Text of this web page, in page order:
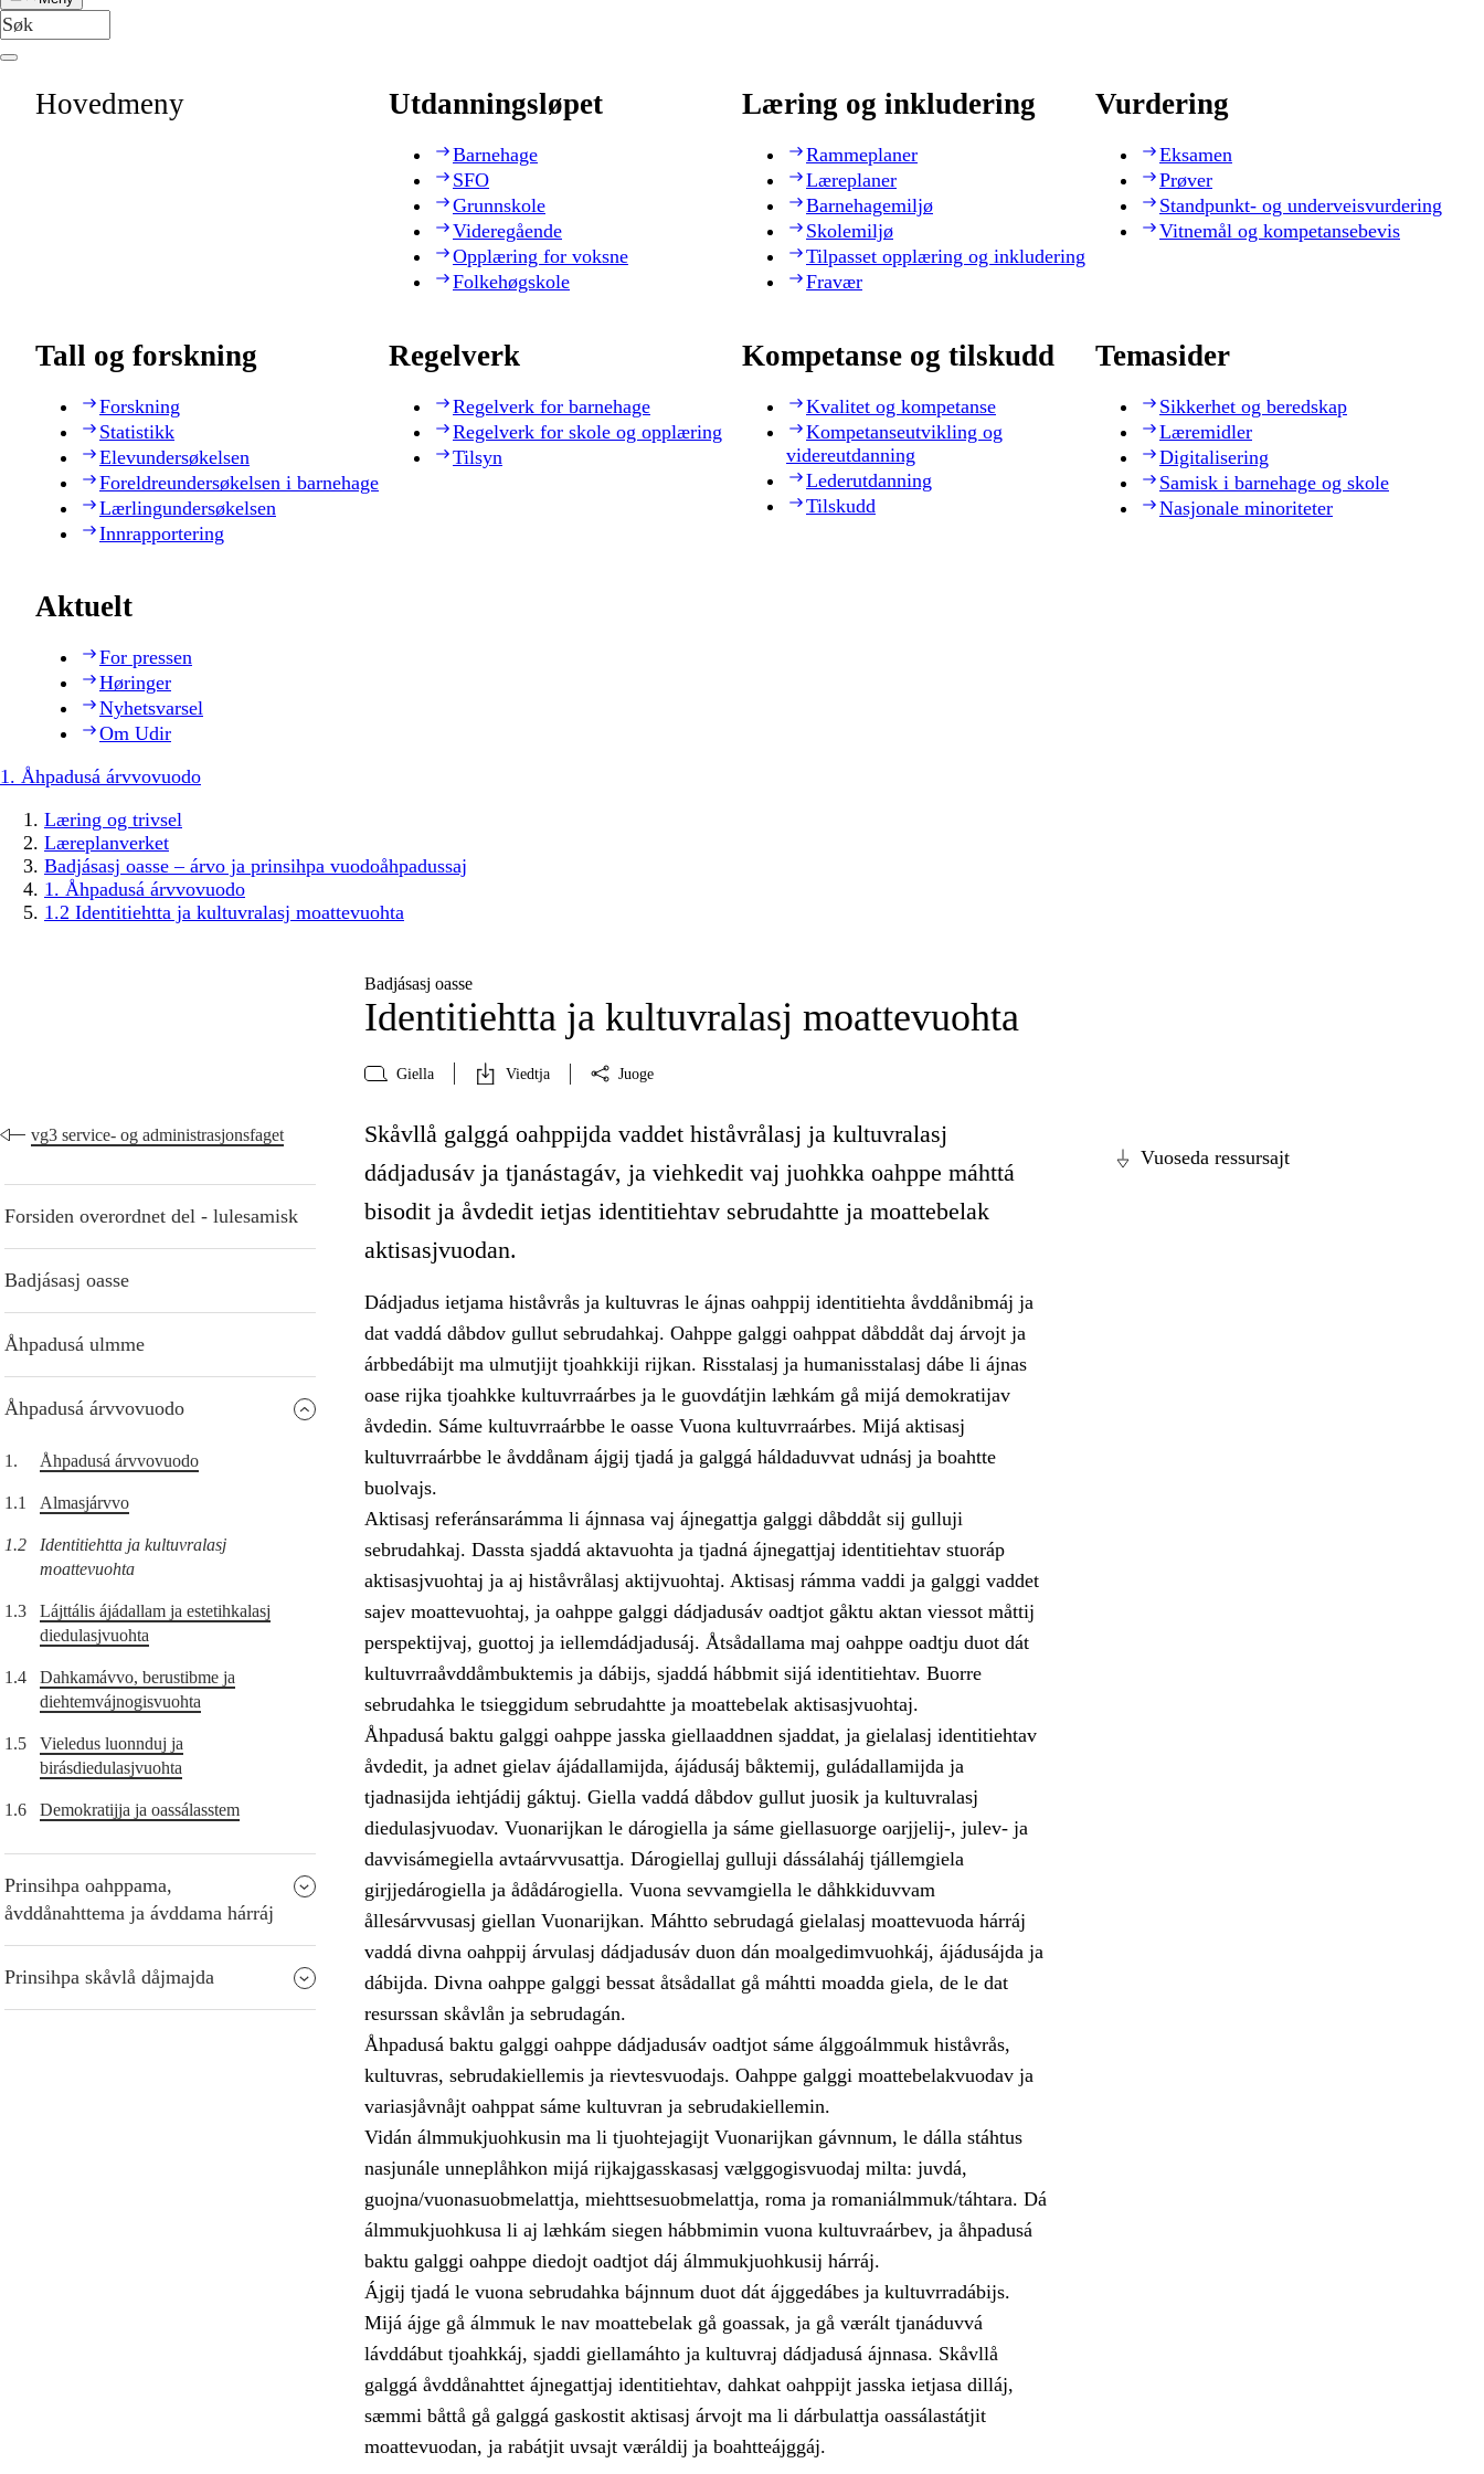
Hovedmeny Utdanningsløpet
Barnehage
SFO
Grunnskole
Videregående
Opplæring for voksne
Folkehøgskole
Læring og inkludering
Rammeplaner
Læreplaner
Barnehagemiljø
Skolemiljø
Tilpasset opplæring og inkludering
Fravær
Vurdering
Eksamen
Prøver
Standpunkt- og underveisvurdering
Vitnemål og kompetansebevis
Tall og forskning
Forskning
Statistikk
Elevundersøkelsen
Foreldreundersøkelsen i barnehage
Lærlingundersøkelsen
Innrapportering
Regelverk
Regelverk for barnehage
Regelverk for skole og opplæring
Tilsyn
Kompetanse og tilskudd
Kvalitet og kompetanse
Kompetanseutvikling og
videreutdanning
Lederutdanning
Tilskudd
Temasider
Sikkerhet og beredskap
Læremidler
Digitalisering
Samisk i barnehage og skole
Nasjonale minoriteter
Aktuelt
For pressen
Høringer
Nyhetsvarsel
Om Udir
1. Åhpadusá árvvovuodo
Læring og trivsel
Læreplanverket
Badjásasj oasse – árvo ja prinsihpa vuodoåhpadussaj
1. Åhpadusá árvvovuodo
1.2 Identitiehtta ja kultuvralasj moattevuohta
Badjásasj oasse
Identitiehtta ja kultuvralasj moattevuohta
Giella Viedtja Juoge
vg3 service- og administrasjonsfaget
Forsiden overordnet del - lulesamisk
Badjásasj oasse
Åhpadusá ulmme
Åhpadusá árvvovuodo
1. Åhpadusá árvvovuodo
1.1 Almasjárvvo
1.2
Identitiehtta ja kultuvralasj
moattevuohta
1.3
Lájttális ájádallam ja estetihkalasj
diedulasjvuohta
1.4
Dahkamávvo, berustibme ja
diehtemvájnogisvuohta
1.5
Vieledus luonnduj ja
birásdiedulasjvuohta
1.6 Demokratijja ja oassálasstem
Prinsihpa oahppama,
åvddånahttema ja ávddama hárráj
Prinsihpa skåvlå dåjmajda
Vuoseda ressursajt
Skåvllå galggá oahppijda vaddet histåvrålasj ja kultuvralasj
dádjadusáv ja tjanástagáv, ja viehkedit vaj juohkka oahppe máhttá
bisodit ja åvdedit ietjas identitiehtav sebrudahtte ja moattebelak
aktisasjvuodan.
Dádjadus ietjama histåvrås ja kultuvras le ájnas oahppij identitiehta åvddånibmáj ja
dat vaddá dåbdov gullut sebrudahkaj. Oahppe galggi oahppat dåbddåt daj árvojt ja
árbbedábijt ma ulmutjijt tjoahkkiji rijkan. Risstalasj ja humanisstalasj dábe li ájnas
oase rijka tjoahkke kultuvrraárbes ja le guovdátjin læhkám gå mijá demokratijav
åvdedin. Sáme kultuvrraárbbe le oasse Vuona kultuvrraárbes. Mijá aktisasj
kultuvrraárbbe le åvddånam ájgij tjadá ja galggá háldaduvvat udnásj ja boahtte
buolvajs.
Aktisasj referánsarámma li ájnnasa vaj ájnegattja galggi dåbddåt sij gulluji
sebrudahkaj. Dassta sjaddá aktavuohta ja tjadná ájnegattjaj identitiehtav stuoráp
aktisasjvuohtaj ja aj histåvrålasj aktijvuohtaj. Aktisasj rámma vaddi ja galggi vaddet
sajev moattevuohtaj, ja oahppe galggi dádjadusáv oadtjot gåktu aktan viessot måttij
perspektijvaj, guottoj ja iellemdádjadusáj. Åtsådallama maj oahppe oadtju duot dát
kultuvrraåvddåmbuktemis ja dábijs, sjaddá hábbmit sijá identitiehtav. Buorre
sebrudahka le tsieggidum sebrudahtte ja moattebelak aktisasjvuohtaj.
Åhpadusá baktu galggi oahppe jasska giellaaddnen sjaddat, ja gielalasj identitiehtav
åvdedit, ja adnet gielav ájádallamijda, ájádusáj båktemij, guládallamijda ja
tjadnasijda iehtjádij gáktuj. Giella vaddá dåbdov gullut juosik ja kultuvralasj
diedulasjvuodav. Vuonarijkan le dárogiella ja sáme giellasuorge oarjjelij-, julev- ja
davvisámegiella avtaárvvusattja. Dárogiellaj gulluji dássálaháj tjállemgiela
girjjedárogiella ja ådådárogiella. Vuona sevvamgiella le dåhkkiduvvam
ållesárvvusasj giellan Vuonarijkan. Máhtto sebrudagá gielalasj moattevuoda hárráj
vaddá divna oahppij árvulasj dádjadusáv duon dán moalgedimvuohkáj, ájádusájda ja
dábijda. Divna oahppe galggi bessat åtsådallat gå máhtti moadda giela, de le dat
resurssan skåvlån ja sebrudagán.
Åhpadusá baktu galggi oahppe dádjadusáv oadtjot sáme álggoálmmuk histåvrås,
kultuvras, sebrudakiellemis ja rievtesvuodajs. Oahppe galggi moattebelakvuodav ja
variasjåvnåjt oahppat sáme kultuvran ja sebrudakiellemin.
Vidán álmmukjuohkusin ma li tjuohtejagijt Vuonarijkan gávnnum, le dálla stáhtus
nasjunále unneplåhkon mijá rijkajgasskasasj vælggogisvuodaj milta: juvdá,
guojna/vuonasuobmelattja, miehttsesuobmelattja, roma ja romaniálmmuk/táhtara. Dá
álmmukjuohkusa li aj læhkám siegen hábbmimin vuona kultuvraárbev, ja åhpadusá
baktu galggi oahppe diedojt oadtjot dáj álmmukjuohkusij hárráj.
Ájgij tjadá le vuona sebrudahka bájnnum duot dát ájggedábes ja kultuvrradábijs.
Mijá ájge gå álmmuk le nav moattebelak gå goassak, ja gå værált tjanáduvvá
lávddábut tjoahkkáj, sjaddi giellamáhto ja kultuvraj dádjadusá ájnnasa. Skåvllå
galggá åvddånahttet ájnegattjaj identitiehtav, dahkat oahppijt jasska ietjasa dilláj,
sæmmi båttå gå galggá gaskostit aktisasj árvojt ma li dárbulattja oassálastátjit
moattevuodan, ja rabátjit uvsajt væráldij ja boahtteájggáj.